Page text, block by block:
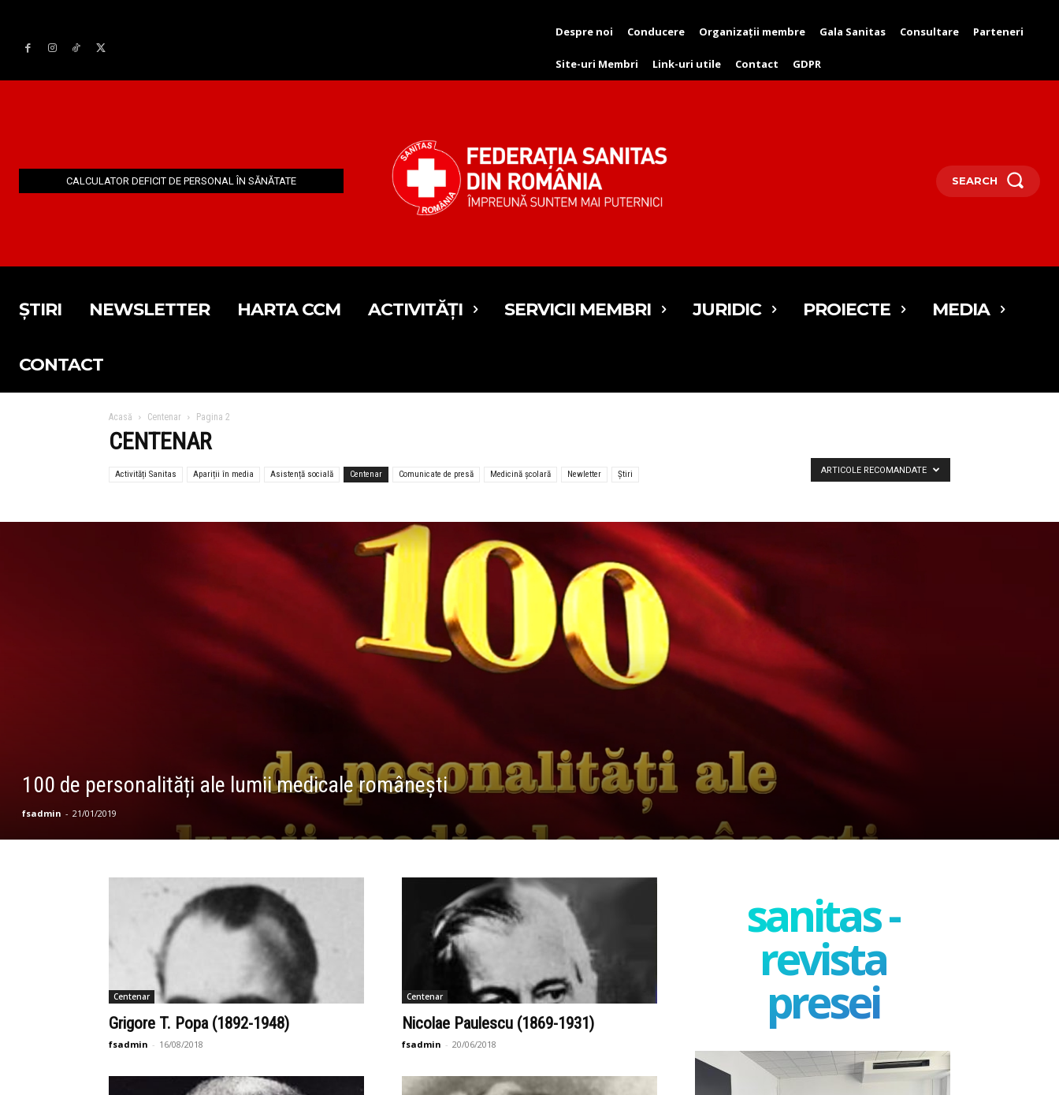
Despre noi Conducere Organizații membre Gala Sanitas Consultare Parteneri
Site-uri Membri Link-uri utile Contact GDPR
CALCULATOR DEFICIT DE PERSONAL ÎN SĂNĂTATE SEARCH
ȘTIRI NEWSLETTER HARTA CCM ACTIVITĂȚI SERVICII MEMBRI JURIDIC PROIECTE MEDIA
CONTACT
Acasă Centenar Pagina 2
CENTENAR
Activități Sanitas Apariții în media Asistență socială Centenar Comunicate de presă Medicină școlară Newletter Știri ARTICOLE RECOMANDATE
100 de personalități ale lumii medicale românești
fsadmin - 21/01/2019
Centenar
Grigore T. Popa (1892-1948)
fsadmin - 16/08/2018
Centenar
Nicolae Paulescu (1869-1931)
fsadmin - 20/06/2018
sanitas -
revista
presei